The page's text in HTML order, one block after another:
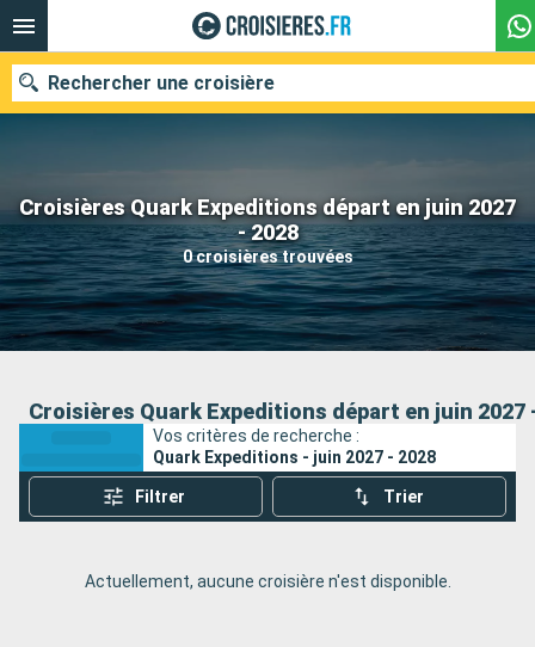
Croisières Quark Expeditions départ en juin 2027
- 2028
0 croisières trouvées
Rechercher une croisière
Nos destinations
Mois de départ
Ports Compagnies
Croisières Quark Expeditions départ en juin 2027
Vos critères de recherche :
Quark Expeditions - juin 2027 - 2028
Filtrer Trier
Actuellement, aucune croisière n'est disponible.